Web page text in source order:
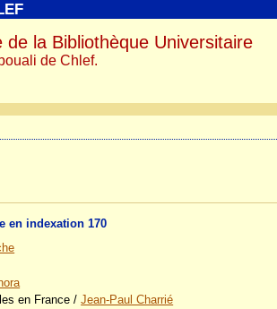
en indexation 170
en France /Jean-Paul Charrié
de la Bibliothèque Universitaire
de Chlef.